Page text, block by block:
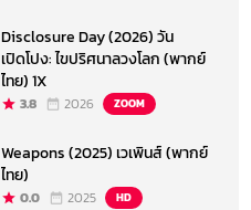
Disclosure Day (2026) วัน
เปิดโปง: ไขปริศนาลวงโลก (พากย์
ไทย) 1X
3.8 2026 ZOOM
Weapons (2025) เวเพินส์ (พากย์
ไทย)
0.0 2025 HD